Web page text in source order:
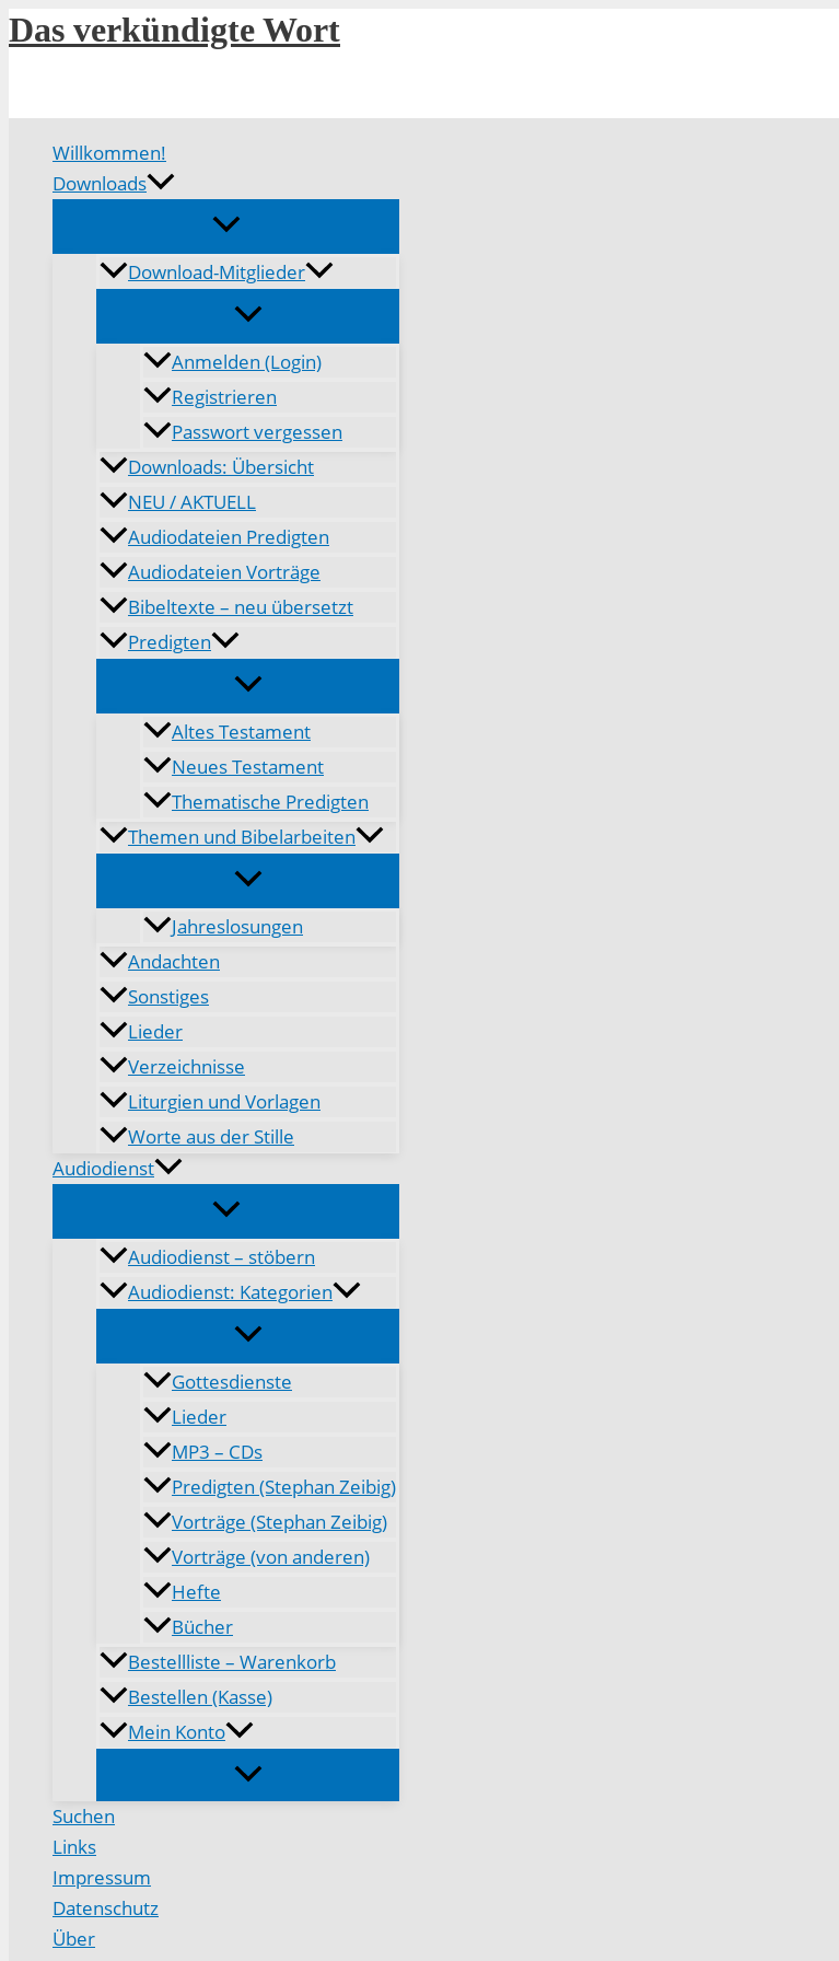
Zum
Inhalt
Das verkündigte Wort
Willkommen!
Downloads
Download-Mitglieder
Anmelden (Login)
Registrieren
Passwort vergessen
Downloads: Übersicht
NEU / AKTUELL
Audiodateien Predigten
Audiodateien Vorträge
Bibeltexte – neu übersetzt
Predigten
Altes Testament
Neues Testament
Thematische Predigten
Themen und Bibelarbeiten
Jahreslosungen
Andachten
Sonstiges
Lieder
Verzeichnisse
Liturgien und Vorlagen
Worte aus der Stille
Audiodienst
Audiodienst – stöbern
Audiodienst: Kategorien
Gottesdienste
Lieder
MP3 – CDs
Predigten (Stephan Zeibig)
Vorträge (Stephan Zeibig)
Vorträge (von anderen)
Hefte
Bücher
Bestellliste – Warenkorb
Bestellen (Kasse)
Mein Konto
Suchen
Links
Impressum
Datenschutz
Über